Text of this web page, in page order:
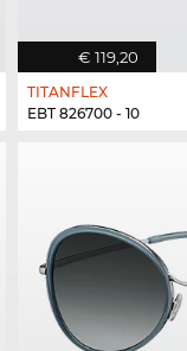
€ 119,20
TITANFLEX
EBT 826700 - 10